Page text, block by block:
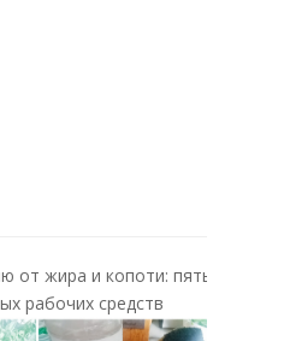
от жира и копоти: пять
рабочих средств